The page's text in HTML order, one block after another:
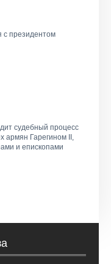
с президентом
судебный процесс
армян Гарегином II,
и епископами